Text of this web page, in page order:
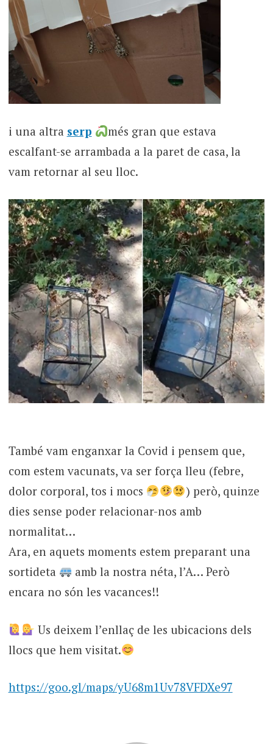
i una altra serp
més gran que estava
escalfant-se arrambada a la paret de casa, la
vam retornar al seu lloc.
També vam enganxar la Covid i pensem que,
com estem vacunats, va ser força lleu (febre,
dolor corporal, tos i mocs
) però, quinze
dies sense poder relacionar-nos amb
normalitat…
Ara, en aquets moments estem preparant una
sortideta
amb la nostra néta, l’A… Però
encara no són les vacances!!
Us deixem l’enllaç de les ubicacions dels
llocs que hem visitat.
https://goo.gl/maps/yU68m1Uv78VFDXe97